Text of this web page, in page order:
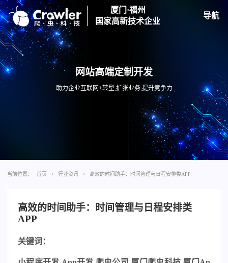
厦门·福州
国家高新技术企业
导航
网站高端定制开发
助力企业互联网+转型,扩张业务,提升竞争力
当前位置： 首页 > 行业资讯 > 高效的时间助手：时间管理与日程安排类APP
高效的时间助手：时间管理与日程安排类
APP
关键词：